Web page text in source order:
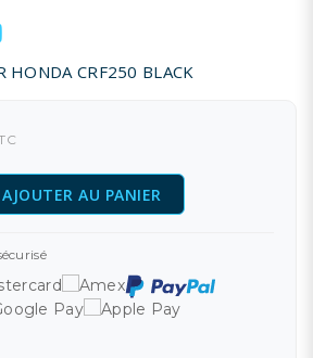
HONDA CRF250 BLACK
AJOUTER AU PANIER